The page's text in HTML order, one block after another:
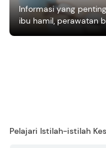
Informasi yang
ibu hamil, perawatan
mengasuh anak
Pelajari Istilah-istilah